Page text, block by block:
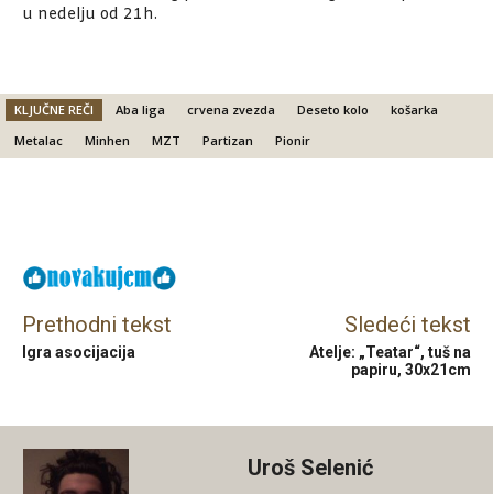
u nedelju od 21h.
KLJUČNE REČI Aba liga crvena zvezda Deseto kolo
košarka
Metalac
Minhen MZT Partizan Pionir
Prethodni tekst
Igra asocijacija
Sledeći tekst
Atelje: „Teatar“, tuš na
papiru, 30x21cm
Uroš Selenić